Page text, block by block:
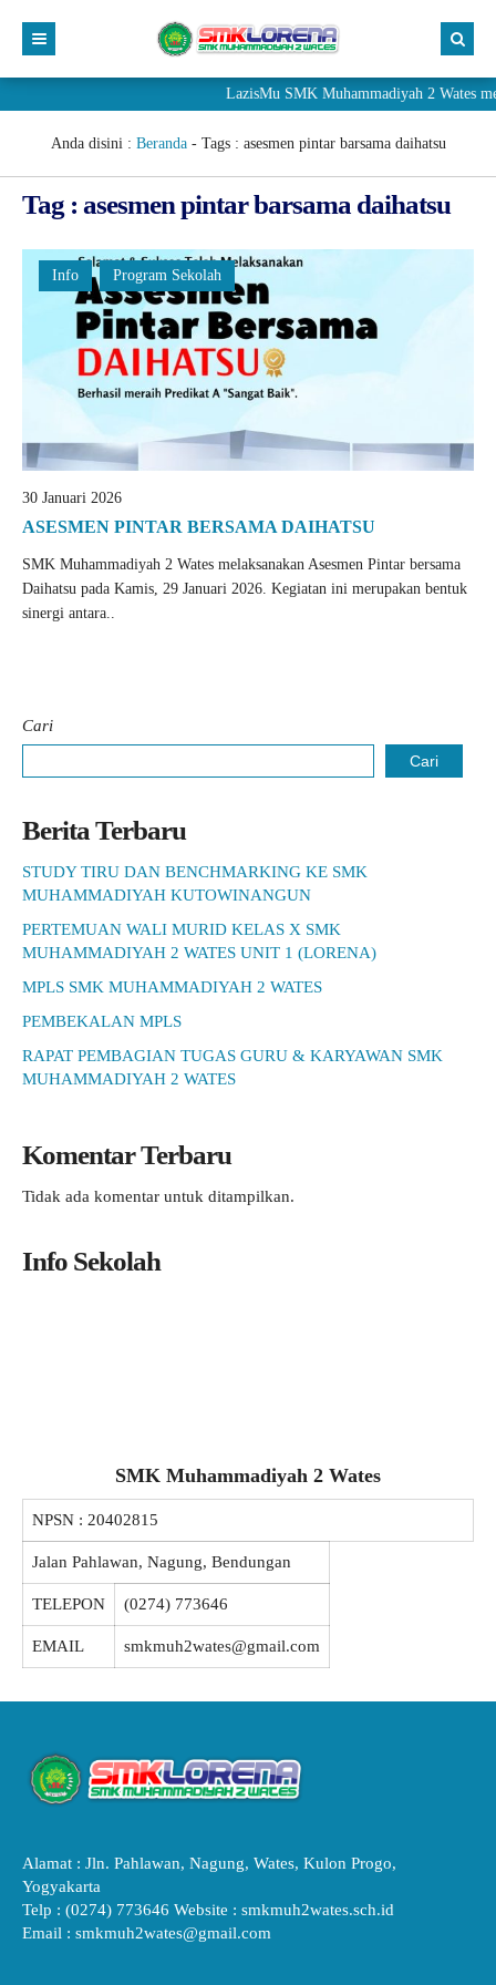
LazisMu SMK Muhammadiyah 2 Wates
Anda disini : Beranda- Tags : asesmen pintar barsama daihatsu
Tag : asesmen pintar barsama daihatsu
Info Program Sekolah
30 Januari 2026
ASESMEN PINTAR BERSAMA DAIHATSU
SMK Muhammadiyah 2 Wates melaksanakan Asesmen Pintar bersama
Daihatsu pada Kamis, 29 Januari 2026. Kegiatan ini merupakan bentuk
sinergi antara..
Cari
Cari
Berita Terbaru
STUDY TIRU DAN BENCHMARKING KE SMK
MUHAMMADIYAH KUTOWINANGUN
PERTEMUAN WALI MURID KELAS X SMK
MUHAMMADIYAH 2 WATES UNIT 1 (LORENA)
MPLS SMK MUHAMMADIYAH 2 WATES
PEMBEKALAN MPLS
RAPAT PEMBAGIAN TUGAS GURU & KARYAWAN SMK
MUHAMMADIYAH 2 WATES
Komentar Terbaru
Tidak ada komentar untuk ditampilkan.
Info Sekolah
SMK Muhammadiyah 2 Wates
NPSN : 20402815
Jalan Pahlawan, Nagung, Bendungan
TELEPON (0274) 773646
EMAIL smkmuh2wates@gmail.com
Alamat : Jln. Pahlawan, Nagung, Wates, Kulon Progo,
Yogyakarta
Telp : (0274) 773646 Website : smkmuh2wates.sch.id
Email : smkmuh2wates@gmail.com